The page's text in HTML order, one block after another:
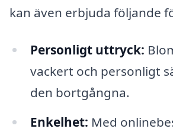
kan även erbjuda följande
Personligt uttryck:
vackert och personligt
den bortgångna.
Enkelhet: Med